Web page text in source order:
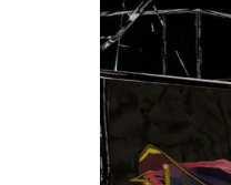
EDUCATIE